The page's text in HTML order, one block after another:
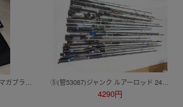
⑤(管53087)ジャンク ルアーロッド 24本セット ダイワ エメラルダス STX EZ83MH-HD シマノ ディアルーナ S100MH ソアレBBS 610LS 他
4290円